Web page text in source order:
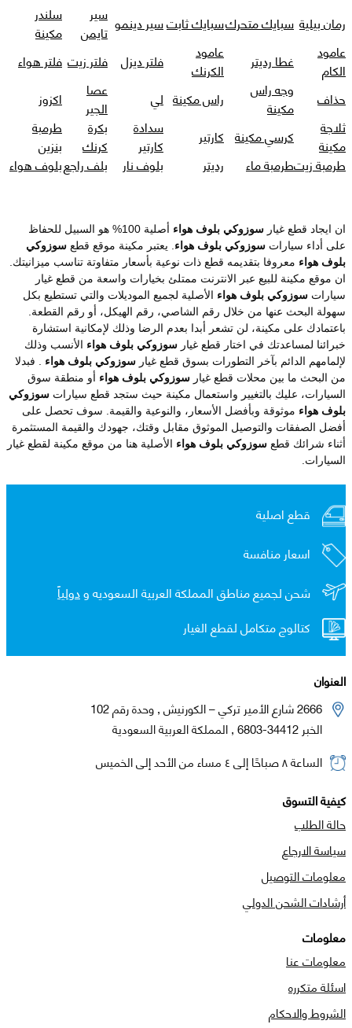
رمان بيلية سبايك متحركسبايك ثابتسير دينمو سير
تايمن
سلندر
مكينة
عامود
الكام
غطا رديتر
عامود
الكرنك
فلتر ديزل فلتر زيت فلتر هواء
حذاف
وجه راس
مكينة
راس مكينة لي
عصا
الجير
اكزوز
ثلاجة
مكينة
كرسي مكينة كارتير
سدادة
كارتير
بكرة
كرنك
طرمبة
بنزين
طرمبة زيتطرمبة ماء رديتر بلوف نار بلف راجعبلوف هواء
ان ايجاد قطع غيار سوزوكي بلوف هواء
أصلية 100% هو السبيل للحفاظ
على أداء سيارات سوزوكي بلوف هواء . يعتبر مكينة موقع قطع سوزوكي
بلوف هواء معروفا بتقديمه قطع ذات نوعية بأسعار متفاوتة تناسب ميزانيتك.
ان موقع مكينة للبيع عبر الانترنت ممتلئ بخيارات واسعة من قطع غيار
سيارات سوزوكي بلوف هواء الأصلية لجميع الموديلات والتي تستطيع بكل
سهولة البحث عنها من خلال رقم الشاصي، رقم الهيكل، أو رقم القطعة.
باعتمادك على مكينة، لن تشعر أبدا بعدم الرضا وذلك لإمكانية استشارة
خبرائنا لمساعدتك في اختار قطع غيار سوزوكي بلوف هواء الأنسب وذلك
لإلمامهم الدائم بآخر التطورات بسوق قطع غيار سوزوكي بلوف هواء . فبدلا
من البحث ما بين محلات قطع غيار سوزوكي بلوف هواء أو منطقة سوق
السيارات، عليك بالتغيير واستعمال مكينة حيث ستجد قطع سيارات سوزوكي
بلوف هواء موثوقة وبأفضل الأسعار، والنوعية والقيمة. سوف تحصل على
أفضل الصفقات والتوصيل الموثوق مقابل وقتك، جهودك والقيمة المستثمرة
أثناء شرائك قطع سوزوكي بلوف هواء الأصلية هنا من موقع مكينة لقطع غيار
السيارات.
قطع اصلية
اسعار منافسة
شحن لجميع مناطق المملكة العربية السعوديه ودولياً
كتالوج متكامل لقطع الغيار
العنوان
2666 شارع الأمير تركي – الكورنيش , وحدة رقم 102
الخبر 34412-6803 , المملكة العربية السعودية
الساعة ٨ صباحًا إلى ٤ مساء من الأحد إلى الخميس
كيفية التسوق
حالة الطلب
سياسة الارجاع
معلومات التوصيل
أرشادات الشحن الدولي
معلومات
معلومات عنا
اسئلة متكرره
الشروط والاحكام